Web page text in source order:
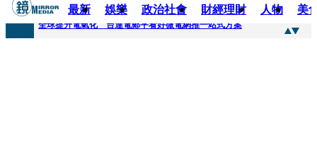
最新 娛樂 政治社會 財經理財 人物 美
快訊
全球提升電氣化 台達電鄭平看好微電網推一站式方案